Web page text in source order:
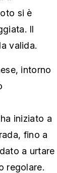
si è
Il
valida.
intorno
iniziato a
fino a
a urtare
regolare.